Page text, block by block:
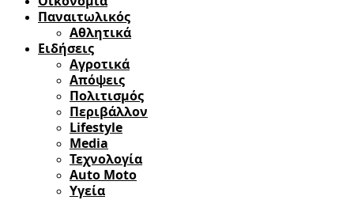
Παναιτωλικός
Αθλητικά
Ειδήσεις
Αγροτικά
Απόψεις
Πολιτισμός
Περιβάλλον
Lifestyle
Media
Τεχνολογία
Auto Moto
Υγεία